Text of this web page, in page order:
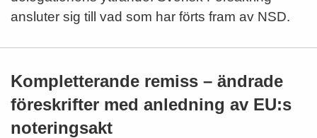
ansluter sig till vad som har förts fram av NSD.
Kompletterande remiss – ändrade
föreskrifter med anledning av EU:s
noteringsakt